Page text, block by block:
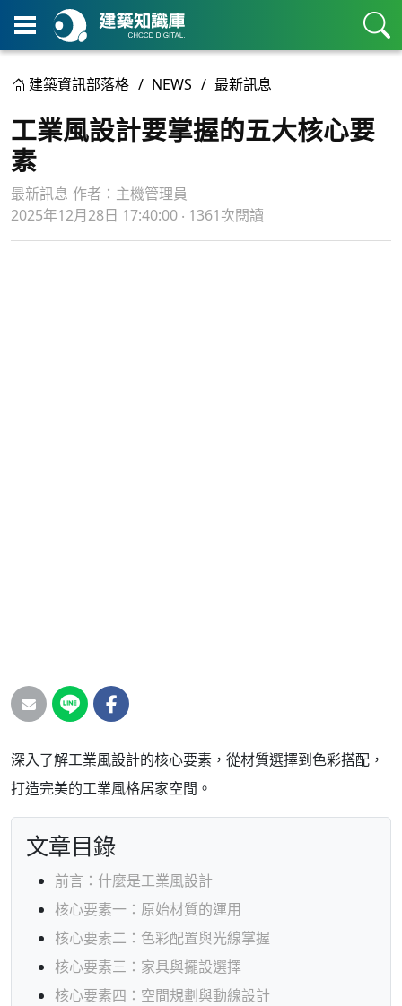
建築資訊部落格 NEWS 最新訊息
工業風設計要掌握的五大核心要
素
最新訊息 作者： 主機管理員
2025年12月28日 17:40:00 ‧ 1361次閱讀
深入了解工業風設計的核心要素，從材質選擇到色彩搭配，
打造完美的工業風格居家空間。
文章目錄
前言：什麼是工業風設計
核心要素一：原始材質的運用
核心要素二：色彩配置與光線掌握
核心要素三：家具與擺設選擇
核心要素四：空間規劃與動線設計